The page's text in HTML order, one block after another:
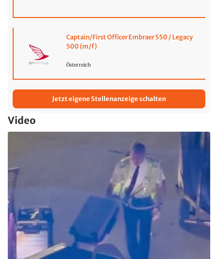
Captain/First Officer Embraer 550 / Legacy
500 (m/f)
Österreich
Jetzt eigene Stellenanzeige schalten
Video